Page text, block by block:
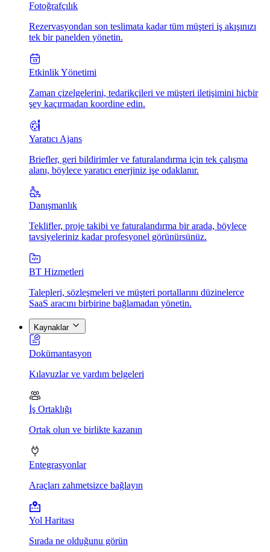
Fotoğrafçılık
Rezervasyondan son teslimata kadar tüm müşteri iş akışınızı
tek bir panelden yönetin.
Etkinlik Yönetimi
Zaman çizelgelerini, tedarikçileri ve müşteri iletişimini hiçbir
şey kaçırmadan koordine edin.
Yaratıcı Ajans
Briefler, geri bildirimler ve faturalandırma için tek çalışma
alanı, böylece yaratıcı enerjiniz işe odaklanır.
Danışmanlık
Teklifler, proje takibi ve faturalandırma bir arada, böylece
tavsiyeleriniz kadar profesyonel görünürsünüz.
BT Hizmetleri
Talepleri, sözleşmeleri ve müşteri portallarını düzinelerce
SaaS aracını birbirine bağlamadan yönetin.
Kaynaklar
Dokümantasyon
Kılavuzlar ve yardım belgeleri
İş Ortaklığı
Ortak olun ve birlikte kazanın
Entegrasyonlar
Araçları zahmetsizce bağlayın
Yol Haritası
Sırada ne olduğunu görün